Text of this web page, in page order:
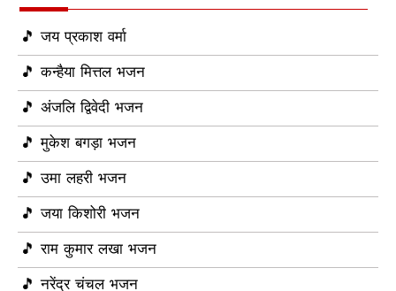
🎵 जय प्रकाश वर्मा
🎵 कन्हैया मित्तल भजन
🎵 अंजलि द्विवेदी भजन
🎵 मुकेश बगड़ा भजन
🎵 उमा लहरी भजन
🎵 जया किशोरी भजन
🎵 राम कुमार लखा भजन
🎵 नरेंद्र चंचल भजन